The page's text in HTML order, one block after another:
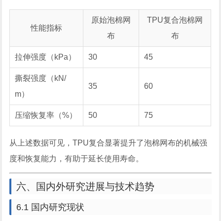
性能指标
原始泡棉网
布
TPU复合泡棉网
布
拉伸强度（kPa） 30 45
撕裂强度（kN/
m）
35 60
压缩恢复率（%） 50 75
从上述数据可见，TPU复合显著提升了泡棉网布的机械强
度和恢复能力，有助于延长使用寿命。
六、国内外研究进展与技术趋势
6.1 国内研究现状